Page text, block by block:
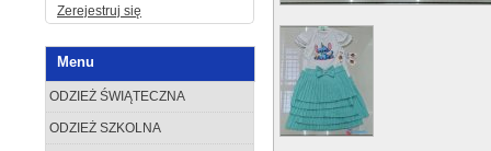
Zerejestruj się
Menu
ODZIEŻ ŚWIĄTECZNA
ODZIEŻ SZKOLNA